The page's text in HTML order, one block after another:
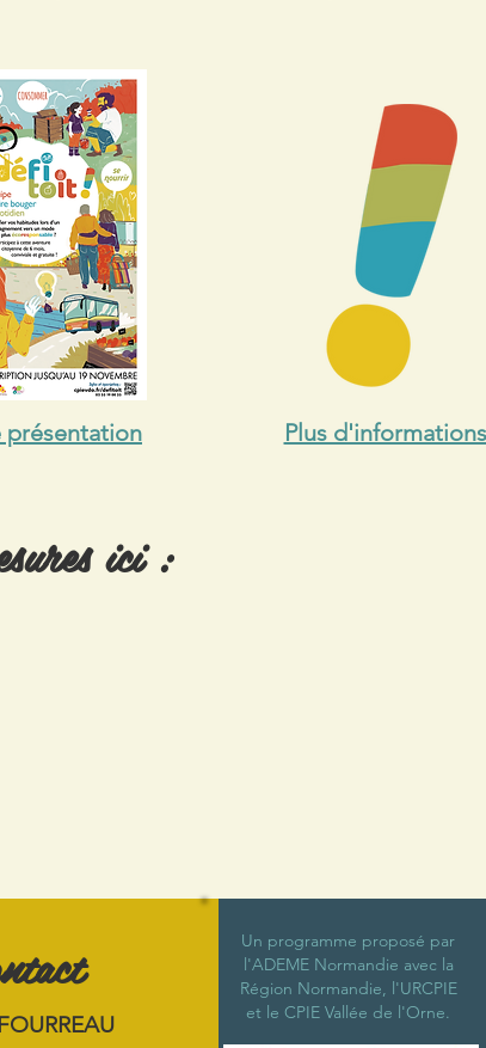
présentation Plus d'informations
ici :
Un programme proposé par
l'ADEME Normandie avec la
Région Normandie, l'URCPIE
et le CPIE Vallée de l'Orne.